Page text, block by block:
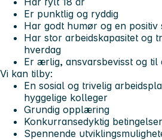
Er punktlig og ryddig
Har godt humør og en positiv
Har stor arbeidskapasitet og
hverdag
Er ærlig, ansvarsbevisst og til
Vi kan tilby:
En sosial og trivelig
hyggelige kolleger
Grundig opplæring
Konkurransedyktig betingelser
Spennende